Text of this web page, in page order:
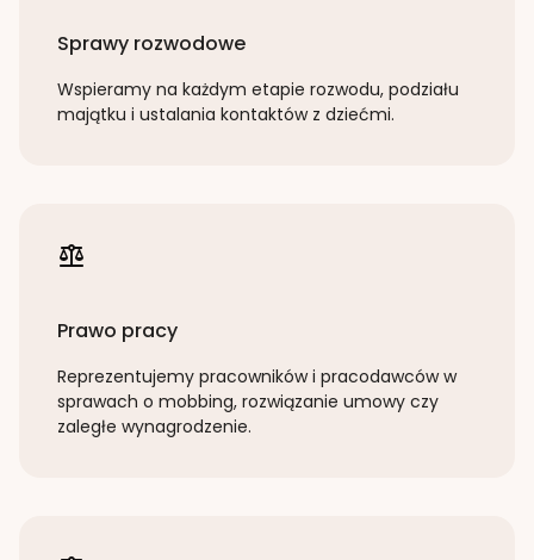
Sprawy rozwodowe
Wspieramy na każdym etapie rozwodu, podziału
majątku i ustalania kontaktów z dziećmi.
Prawo pracy
Reprezentujemy pracowników i pracodawców w
sprawach o mobbing, rozwiązanie umowy czy
zaległe wynagrodzenie.